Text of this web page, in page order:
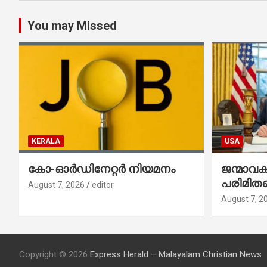
You may Missed
KERALA
കോ-ഓർഡിനേറ്റർ നിയമനം
August 7, 2026 editor
USA
രണ്ട്
August 7,
Copyright © 2026 Express Herald – Malayalam Christian News